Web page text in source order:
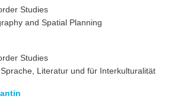
Studies
and Spatial Planning
Studies
Literatur und für Interkulturalität